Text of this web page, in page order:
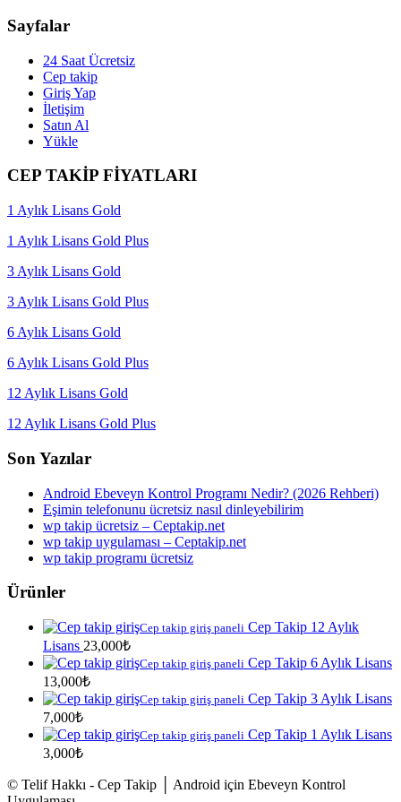
Sayfalar
24 Saat Ücretsiz
Cep takip
Giriş Yap
İletişim
Satın Al
Yükle
CEP TAKİP FİYATLARI
1 Aylık Lisans Gold
1 Aylık Lisans Gold Plus
3 Aylık Lisans Gold
3 Aylık Lisans Gold Plus
6 Aylık Lisans Gold
6 Aylık Lisans Gold Plus
12 Aylık Lisans Gold
12 Aylık Lisans Gold Plus
Son Yazılar
Android Ebeveyn Kontrol Programı Nedir? (2026 Rehberi)
Eşimin telefonunu ücretsiz nasıl dinleyebilirim
wp takip ücretsiz – Ceptakip.net
wp takip uygulaması – Ceptakip.net
wp takip programı ücretsiz
Ürünler
Cep takip giriş paneli Cep Takip 12 Aylık
Lisans 23,000₺
Cep takip giriş paneli Cep Takip 6 Aylık Lisans
13,000₺
Cep takip giriş paneli Cep Takip 3 Aylık Lisans
7,000₺
Cep takip giriş paneli Cep Takip 1 Aylık Lisans
3,000₺
© Telif Hakkı - Cep Takip │ Android için Ebeveyn Kontrol